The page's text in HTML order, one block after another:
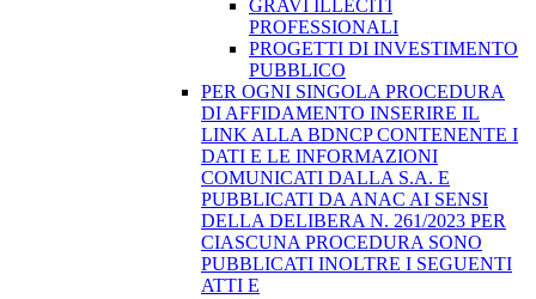
GRAVI ILLECITI
PROFESSIONALI
PROGETTI DI INVESTIMENTO
PUBBLICO
PER OGNI SINGOLA PROCEDURA
DI AFFIDAMENTO INSERIRE IL
LINK ALLA BDNCP CONTENENTE I
DATI E LE INFORMAZIONI
COMUNICATI DALLA S.A. E
PUBBLICATI DA ANAC AI SENSI
DELLA DELIBERA N. 261/2023 PER
CIASCUNA PROCEDURA SONO
PUBBLICATI INOLTRE I SEGUENTI
ATTI E